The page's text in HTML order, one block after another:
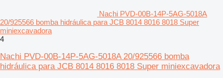
Nachi PVD-00B-14P-5AG-5018A
20/925566 bomba hidráulica para JCB 8014 8016 8018 Super
miniexcavadora
4
Nachi PVD-00B-14P-5AG-5018A 20/925566 bomba
hidráulica para JCB 8014 8016 8018 Super miniexcavadora